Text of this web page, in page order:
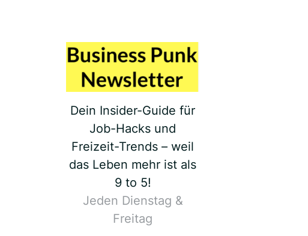
Dein Insider-Guide für
Job-Hacks und
Freizeit-Trends – weil
das Leben mehr ist als
9 to 5!
Jeden Dienstag &
Freitag